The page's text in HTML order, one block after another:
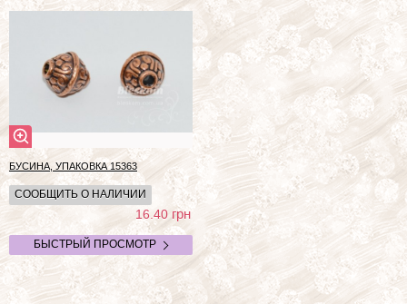
БУСИНА, УПАКОВКА15363
СООБЩИТЬ О НАЛИЧИИ
16.40грн
БЫСТРЫЙ ПРОСМОТР